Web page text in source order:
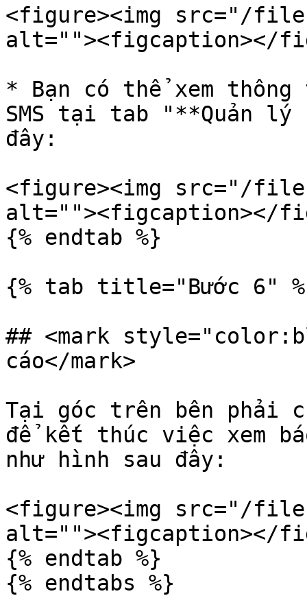
<figure><img src="/files/
alt=""><figcaption></
* Bạn có thể xem thông
SMS tại tab "**Quản lý
đây:
<figure><img src="/files/
alt=""><figcaption></
{% endtab %}
{% tab title="Bước 6"
## <mark
cáo</mark>
Tại góc trên bên phải
để kết thúc việc xem
như hình sau đây:
<figure><img src="/files/
alt=""><figcaption></
{% endtab %}
{% endtabs %}